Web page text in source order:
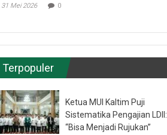
31 Mei 2026 0
Terpopuler
Ketua MUI Kaltim Puji
Sistematika Pengajian LDII:
“Bisa Menjadi Rujukan”